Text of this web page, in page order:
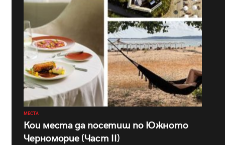
МЕСТА
Кои места да посетиш по Южното
Черноморие (Част II)